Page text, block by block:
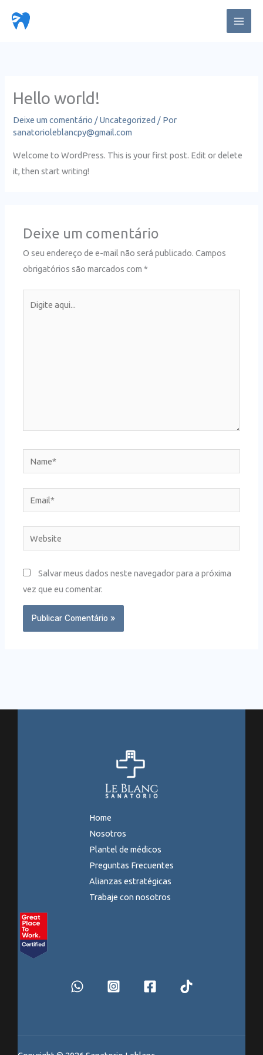
para
Hello world!
Deixe um comentário /Uncategorized / Por
sanatorioleblancpy@gmail.com
Welcome to WordPress. This is your first post. Edit or delete
it, then start writing!
Deixe um comentário
O seu endereço de e-mail não será publicado. Campos
obrigatórios são marcados com*
aqui...
Name*
Email*
Website
Salvar meus dados neste navegador para a próxima
vez que eu comentar.
Home
Nosotros
Plantel de médicos
Preguntas Frecuentes
Alianzas estratégicas
Trabaje con nosotros